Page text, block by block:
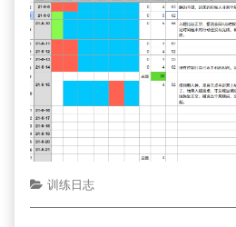
训练日志